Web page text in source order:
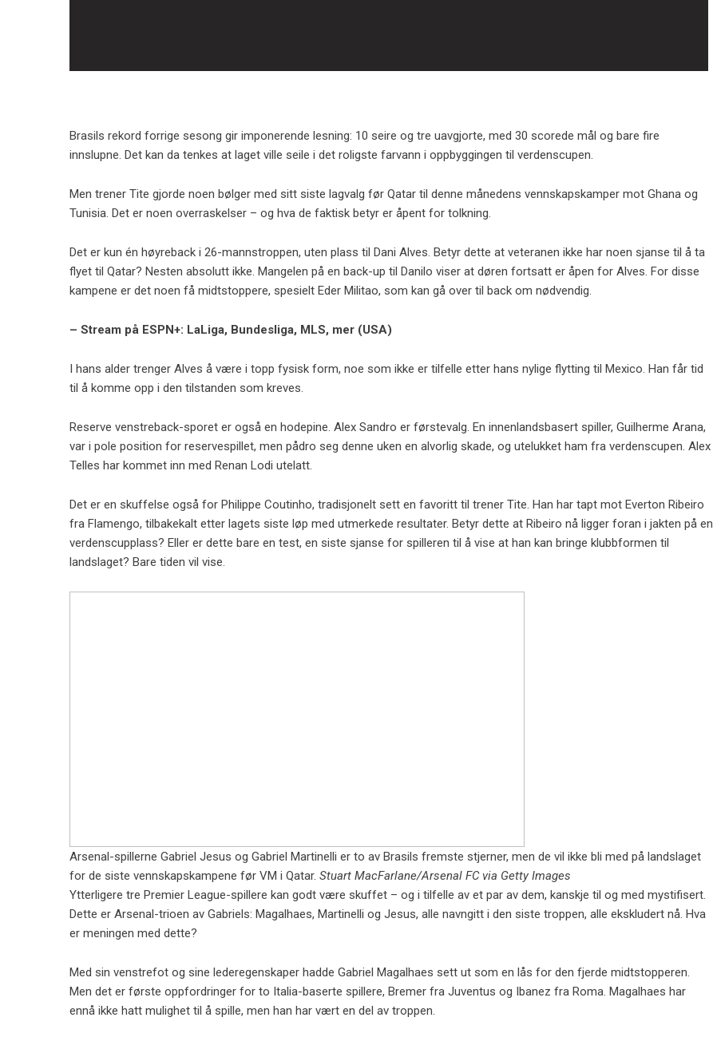
Brasils rekord forrige sesong gir imponerende lesning: 10 seire og tre uavgjorte, med 30 scorede mål og bare fire
innslupne. Det kan da tenkes at laget ville seile i det roligste farvann i oppbyggingen til verdenscupen.
Men trener Tite gjorde noen bølger med sitt siste lagvalg før Qatar til denne månedens vennskapskamper mot Ghana og
Tunisia. Det er noen overraskelser – og hva de faktisk betyr er åpent for tolkning.
Det er kun én høyreback i 26-mannstroppen, uten plass til Dani Alves. Betyr dette at veteranen ikke har noen sjanse til å ta
flyet til Qatar? Nesten absolutt ikke. Mangelen på en back-up til Danilo viser at døren fortsatt er åpen for Alves. For disse
kampene er det noen få midtstoppere, spesielt Eder Militao, som kan gå over til back om nødvendig.
– Stream på ESPN+: LaLiga, Bundesliga, MLS, mer (USA)
I hans alder trenger Alves å være i topp fysisk form, noe som ikke er tilfelle etter hans nylige flytting til Mexico. Han får tid
til å komme opp i den tilstanden som kreves.
Reserve venstreback-sporet er også en hodepine. Alex Sandro er førstevalg. En innenlandsbasert spiller, Guilherme Arana,
var i pole position for reservespillet, men pådro seg denne uken en alvorlig skade, og utelukket ham fra verdenscupen. Alex
Telles har kommet inn med Renan Lodi utelatt.
Det er en skuffelse også for Philippe Coutinho, tradisjonelt sett en favoritt til trener Tite. Han har tapt mot Everton Ribeiro
fra Flamengo, tilbakekalt etter lagets siste løp med utmerkede resultater. Betyr dette at Ribeiro nå ligger foran i jakten på en
verdenscupplass? Eller er dette bare en test, en siste sjanse for spilleren til å vise at han kan bringe klubbformen til
landslaget? Bare tiden vil vise.
Arsenal-spillerne Gabriel Jesus og Gabriel Martinelli er to av Brasils fremste stjerner, men de vil ikke bli med på landslaget
for de siste vennskapskampene før VM i Qatar. Stuart MacFarlane/Arsenal FC via Getty Images
Ytterligere tre Premier League-spillere kan godt være skuffet – og i tilfelle av et par av dem, kanskje til og med mystifisert.
Dette er Arsenal-trioen av Gabriels: Magalhaes, Martinelli og Jesus, alle navngitt i den siste troppen, alle ekskludert nå. Hva
er meningen med dette?
Med sin venstrefot og sine lederegenskaper hadde Gabriel Magalhaes sett ut som en lås for den fjerde midtstopperen.
Men det er første oppfordringer for to Italia-baserte spillere, Bremer fra Juventus og Ibanez fra Roma. Magalhaes har
ennå ikke hatt mulighet til å spille, men han har vært en del av troppen.